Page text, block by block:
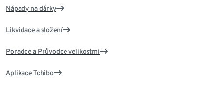
Nápady na dárky
Likvidace a složení
Poradce a Průvodce velikostmi
Aplikace Tchibo